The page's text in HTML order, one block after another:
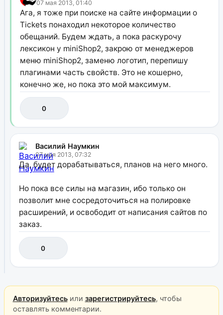
07 мая 2013, 01:40
Ага, я тоже при поиске на сайте информации о
Tickets понаходил некоторое количество
обещаний. Будем ждать, а пока раскурочу
лексикон у miniShop2, закрою от менеджеров
меню miniShop2, заменю логотип, перепишу
плагинами часть свойств. Это не кошерно,
конечно же, но пока это мой максимум.
0
Василий Наумкин
07 мая 2013, 07:32
Да, будет дорабатываться, планов на него много.
Но пока все силы на магазин, ибо только он
позволит мне сосредоточиться на полировке
расширений, и освободит от написания сайтов по
заказ.
0
Авторизуйтесьили зарегистрируйтесь, чтобы
оставлять комментарии.